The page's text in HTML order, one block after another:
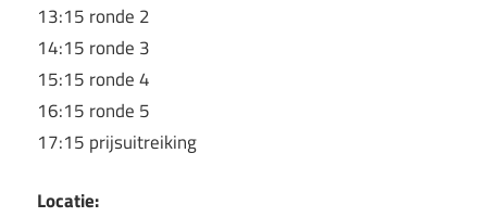
13:15 ronde 2
14:15 ronde 3
15:15 ronde 4
16:15 ronde 5
17:15 prijsuitreiking
Locatie: